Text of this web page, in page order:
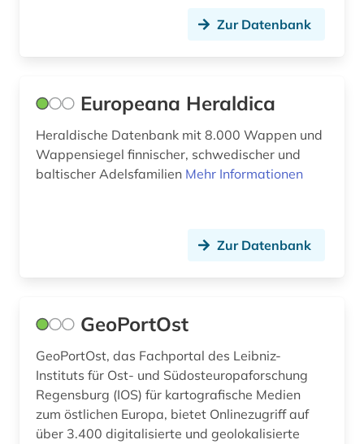
Zur Datenbank
Europeana Heraldica
Heraldische Datenbank mit 8.000 Wappen und
Wappensiegel finnischer, schwedischer und
baltischer Adelsfamilien Mehr Informationen
Zur Datenbank
GeoPortOst
GeoPortOst, das Fachportal des Leibniz-
Instituts für Ost- und Südosteuropaforschung
Regensburg (IOS) für kartografische Medien
zum östlichen Europa, bietet Onlinezugriff auf
über 3.400 digitalisierte und geolokalisierte